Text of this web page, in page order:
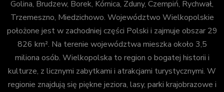
Golina, Brudzew, Borek, Kórnica, Zduny, Czempiń, Rychwał,
Trzemeszno, Miedzichowo. Województwo Wielkopolskie
położone jest w zachodniej części Polski i zajmuje obszar 29
826 km². Na terenie województwa mieszka około 3,5
miliona osób. Wielkopolska to region o bogatej historii i
kulturze, z licznymi zabytkami i atrakcjami turystycznymi. W
regionie znajdują się piękne jeziora, lasy, parki krajobrazowe i